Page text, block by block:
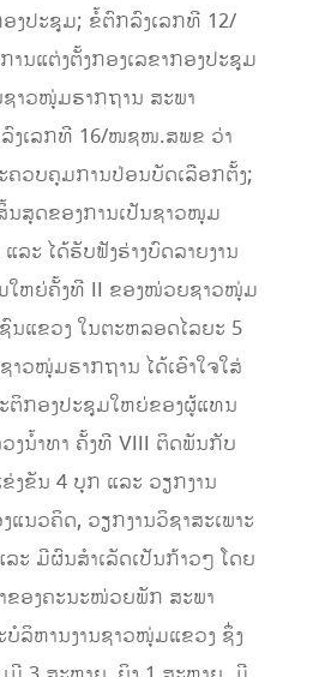
ງປະຊຸມ; ຂ້ໍຕົກລົງເລກທີ 12/
ນແຕ່ງຕັ້ງກອງເລຂາກອງປະຊຸມ
າວໜຸ່ມຮາກຖານ ສະພາ
ງເລກທີ 16/ໜຊໜ.ສພຂ ວ່າ
ຄວບຄຸມການປ່ອນບັດເລືອກຕັ້ງ;
ນສຸດຂອງການເປັນຊາວໜຸມ
ລະ ໄດ້ຮັບຟັງຮ່າງບົດລາຍງານ
ໃຫຍ່ຄັ້ງທີ II ຂອງໜ່ວຍຊາວໜຸ່ມ
ນແຂວງ ໃນຕະຫລອດໄລຍະ 5
ວໜຸ່ມຮາກຖານ ໄດ້ເອົາໃຈໃສ່
ຕິກອງປະຊຸມໃຫຍ່ຂອງຜູ້ແທນ
ນ້ຳທາ ຄັ້ງທີ VIII ຕິດພັນກັບ
ງຂັນ 4 ບຸກ ແລະ ວຽກງານ
ນວຄິດ, ວຽກງານວິຊາສະເພາະ
ລະ ມີຜົນສຳເລັດເປັນກ້າວໆ ໂດຍ
ຂອງຄະນະໜ່ວຍພັກ ສະພາ
ບໍລິຫານງານຊາວໜຸ່ມແຂວງ ຊຶ່ງ